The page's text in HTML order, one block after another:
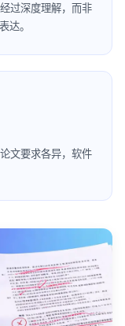
过深度理解，而非
达。
文要求各异，软件